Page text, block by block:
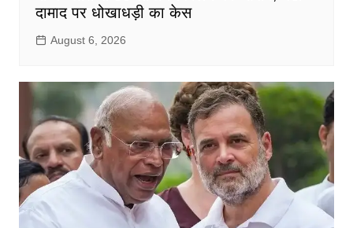
दामाद पर धोखाधड़ी का केस
August 6, 2026